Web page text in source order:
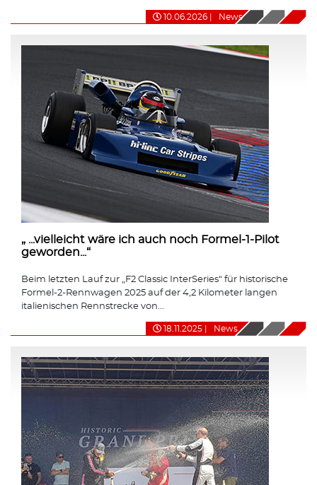
10.06.2026 News
„ ...vielleicht wäre ich auch noch Formel-1-Pilot
geworden...“
Beim letzten Lauf zur „F2 Classic InterSeries“ für historische
Formel-2-Rennwagen 2025 auf der 4,2 Kilometer langen
italienischen Rennstrecke von...
18.11.2025 News